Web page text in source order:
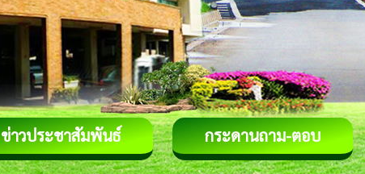
ข่าวประชาสัมพันธ์ กระดานถาม-ตอบ